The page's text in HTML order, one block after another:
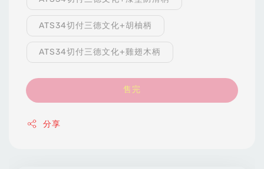
ATS34切付三德文化+胡柚柄
ATS34切付三德文化+雞翅木柄
售完
分享